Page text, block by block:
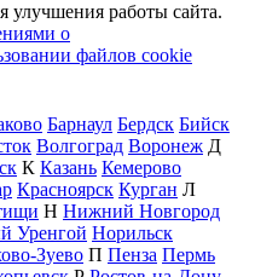
работы сайта.
о
файлов cookie
Барнаул Бердск Бийск
Волгоград Воронеж Д
К Казань Кемерово
Красноярск Курган Л
Н Нижний Новгород
Уренгой Норильск
Зуево П Пенза Пермь